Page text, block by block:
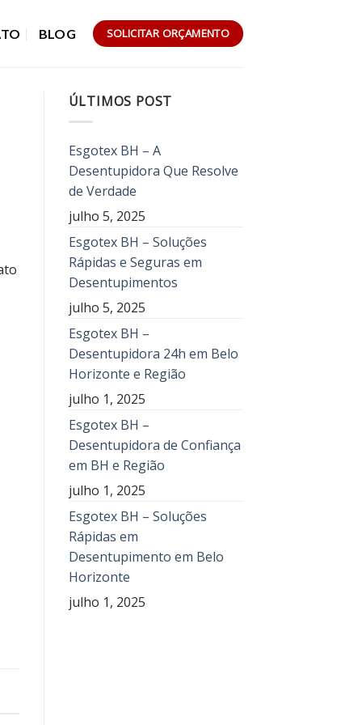
BLOG SOLICITAR ORÇAMENTO
ÚLTIMOS POST
Esgotex BH – A
Desentupidora Que Resolve
de Verdade
julho 5, 2025
Esgotex BH – Soluções
Rápidas e Seguras em
Desentupimentos
julho 5, 2025
Esgotex BH –
Desentupidora 24h em Belo
Horizonte e Região
julho 1, 2025
Esgotex BH –
Desentupidora de Confiança
em BH e Região
julho 1, 2025
Esgotex BH – Soluções
Rápidas em
Desentupimento em Belo
Horizonte
julho 1, 2025